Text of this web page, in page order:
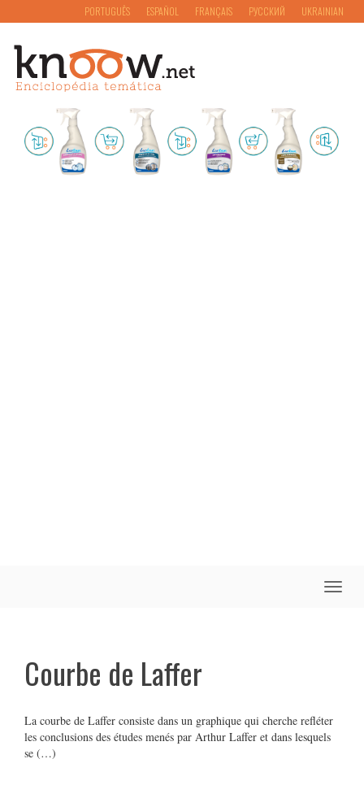
PORTUGUÊS ESPAÑOL FRANÇAIS РУССКИЙ UKRAINIAN
Toggle
Courbe de Laffer
La courbe de Laffer consiste dans un graphique qui cherche refléter
les conclusions des études menés par Arthur Laffer et dans lesquels
se (…)